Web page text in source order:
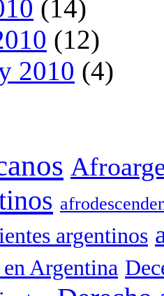
(14)
(12)
2010 (4)
argentinos
Argentina